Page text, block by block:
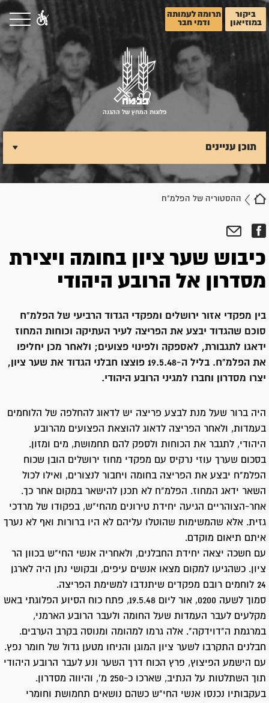
ביקור
במוזיאון
תרומה לעמותה
ודמי חבר
פלוגות המחץ של ההגנה
ההסטוריה של הפלמ"ח
תוכן עניינים
כיבוש שער ציון בחומה ויצירת
מסדרון אל הרובע היהודי
בין מפקדי אזור ירושלים ומפקדי הגדוד הרביעי של הפלמ"ח
סוכם שהגדוד יבצע את הפריצה לעיר העתיקה וכוחות המחוז
ידאגו לתגבורת, לאספקה ולפינוי פצועים; ולאחר מכן יחליפו
את הפלמ"ח. בליל ה-19.5.48 פוצצו חבלני הגדוד את שער ציון,
יצרו מסדרון וחברו למגיני הרובע היהודי.
היה ברור שעל מנת לבצע פריצה יש לדאוג להחלפה של הלוחמים
בעמדות, ולאחר הפריצה לדאוג להוצאת הפצועים מהרובע
היהודי, לתגבר את הכוחות ולספק להם תחמושת, מים ומזון.
בסכום שערך עוזי נרקיס עם מפקדי מחוז ירושלים הובן שכוח
הפלמ"ח יבצע את הפריצה בחומה ויחבור לנצורים, ואילו לכול
השאר ידאג המחוז. הפלמ"ח לא תכנן להישאר במקום אחר כך.
אחר-הצוהריים הגיעה יחידת טירונים מהחי"ש, בפקודו של מרדכי
גזית. אלא שהמשימות שהוטלו עליהם לא היו ברורות ואף לא נערך
איתם תיאום מוקדם.
עם חשכה יצאה יחידת החבלנים, ולאחריה אנשי החי"ש בכוון הר
ציון. כשהגיעו למקום מצאו אנשים עיפים, ובקושי נתן היה לארגן
24 לוחמים רובם מפקדים שיתנדבו למשימת הפריצה.
סמוך לשעה 0200, אור ליום 19.5.48, פתח כוח הסיוע הפלוגתי באש
מקלעים לעבר העמדות שעל החומה ולעבר הרובע הארמני,
במרגמת ה"דוידקה". אלה גרמו למהומה ומנוסה בקרב הערבים.
חבלנים התקרבו לשער ציון המוגן והניחו מטען גדול של חומר נפץ.
עם הישמע הפיצוץ, פרץ הכוח דרך השער ונע לעבר הרובע היהודי
תוך השתלטות על הנתיב, שארכו כ-250 מ', והיווה מסדרון.
בעקבותיו נכנסו אנשי החי"ש כשהם נושאים תחמושת וחומרי